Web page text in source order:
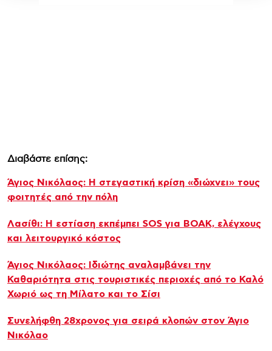
Διαβάστε επίσης:
Άγιος Νικόλαος: Η στεγαστική κρίση «διώχνει» τους
φοιτητές από την πόλη
Λασίθι: Η εστίαση εκπέμπει SOS για ΒΟΑΚ, ελέγχους
και λειτουργικό κόστος
Άγιος Νικόλαος: Ιδιώτης αναλαμβάνει την
Καθαριότητα στις τουριστικές περιοχές από το Καλό
Χωριό ως τη Μίλατο και το Σίσι
Συνελήφθη 28χρονος για σειρά κλοπών στον Άγιο
Νικόλαο